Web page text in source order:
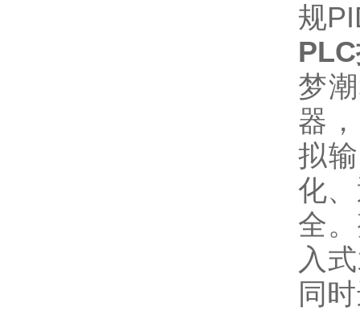
规
梦
器
拟
化
全
入
同